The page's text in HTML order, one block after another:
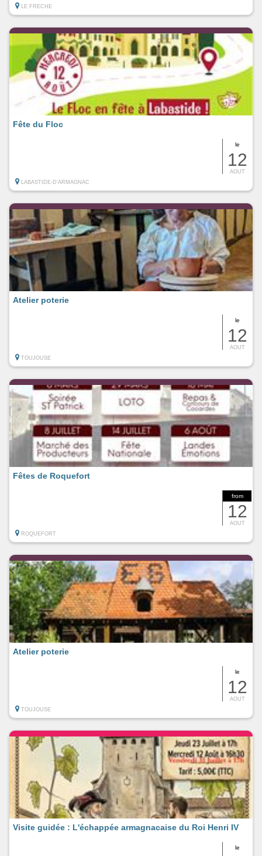
LE FRECHE
le
12
AOUT
Fête du Floc
LABASTIDE-D'ARMAGNAC
le
12
AOUT
Atelier poterie
TOUJOUSE
from
12
AOUT
Fêtes de Roquefort
ROQUEFORT
le
12
AOUT
Atelier poterie
TOUJOUSE
le
Visite guidée : L'échappée armagnacaise du Roi Henri IV